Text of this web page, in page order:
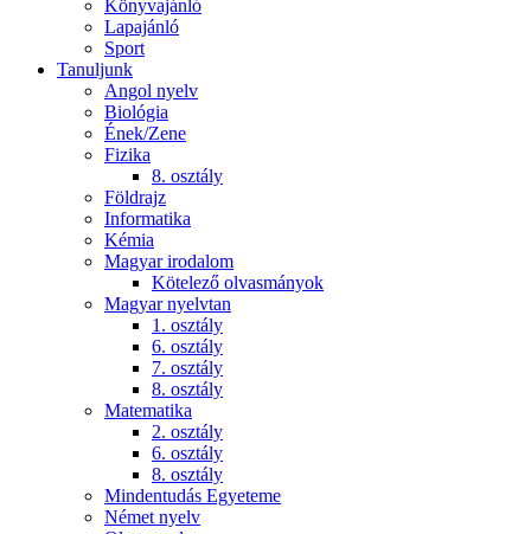
Könyvajánló
Lapajánló
Sport
Tanuljunk
Angol nyelv
Biológia
Ének/Zene
Fizika
8. osztály
Földrajz
Informatika
Kémia
Magyar irodalom
Kötelező olvasmányok
Magyar nyelvtan
1. osztály
6. osztály
7. osztály
8. osztály
Matematika
2. osztály
6. osztály
8. osztály
Mindentudás Egyeteme
Német nyelv